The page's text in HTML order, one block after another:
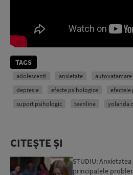
TAGS
adolescenti anxietate autovatamare
depresie
efecte psihologice efectele
suport psihologic
teenline yolanda
CITEȘTE ȘI
STUDIU:
principalele